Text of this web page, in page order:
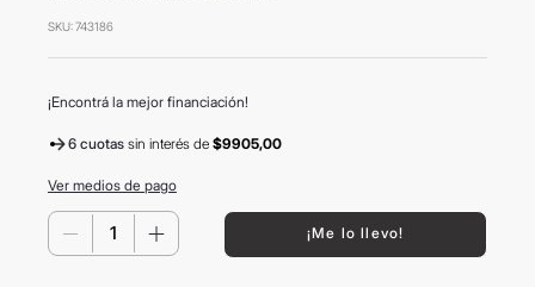
SKU:743186
¡Encontrá la mejor financiación!
6 cuotas sin interésde $9905,00
Ver medios de pago
＋
－ ¡Me lo llevo!
10. tom ford